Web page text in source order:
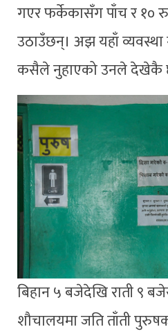
गएर फर्केकासँग पाँच र १०
उठाउँछन्। अझ यहाँ व्यवस्था
कसैले नुहाएको उनले देखेकै
बिहान ५ बजेदेखि राती ९
शौचालयमा जति ताँती